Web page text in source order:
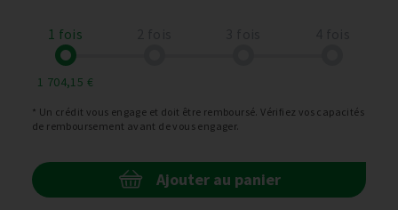
1 fois
1 704,15 €
* Un crédit vous engage et doit être remboursé. Vérifiez vos capacités
de remboursement avant de vous engager.
Ajouter au panier